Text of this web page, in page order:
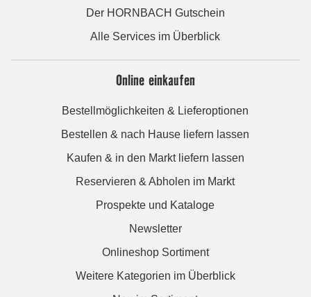
Der HORNBACH Gutschein
Alle Services im Überblick
Online einkaufen
Bestellmöglichkeiten & Lieferoptionen
Bestellen & nach Hause liefern lassen
Kaufen & in den Markt liefern lassen
Reservieren & Abholen im Markt
Prospekte und Kataloge
Newsletter
Onlineshop Sortiment
Weitere Kategorien im Überblick